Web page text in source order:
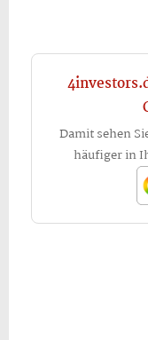
Damit sehen
häufiger in